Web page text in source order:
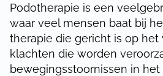
Podotherapie is een
waar veel mensen baat bij
therapie die gericht is op het
klachten die worden
bewegingsstoornissen in